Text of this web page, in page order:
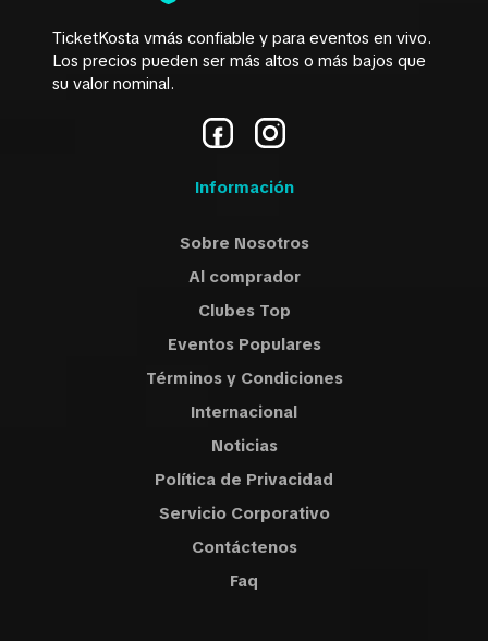
TicketKosta vmás confiable y para eventos en vivo.
Los precios pueden ser más altos o más bajos que
su valor nominal.
Información
Sobre Nosotros
Al comprador
Clubes Top
Eventos Populares
Términos y Condiciones
Internacional
Noticias
Política de Privacidad
Servicio Corporativo
Contáctenos
Faq